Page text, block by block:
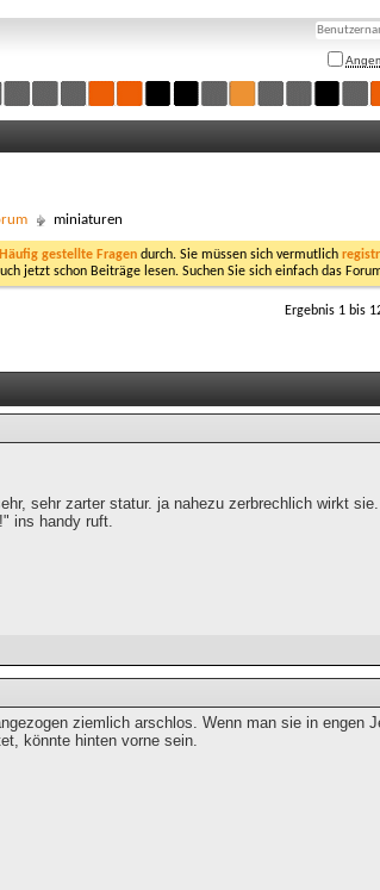
miniaturen
gestellte Fragen durch. Sie müssen sich vermutlich
jetzt schon Beiträge lesen. Suchen Sie sich einfach das
Ergebnis 1 bis
sehr zarter statur. ja nahezu zerbrechlich wirkt
ins handy ruft.
ziemlich arschlos. Wenn man sie in engen
könnte hinten vorne sein.